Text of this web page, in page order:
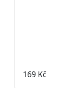
169 Kč